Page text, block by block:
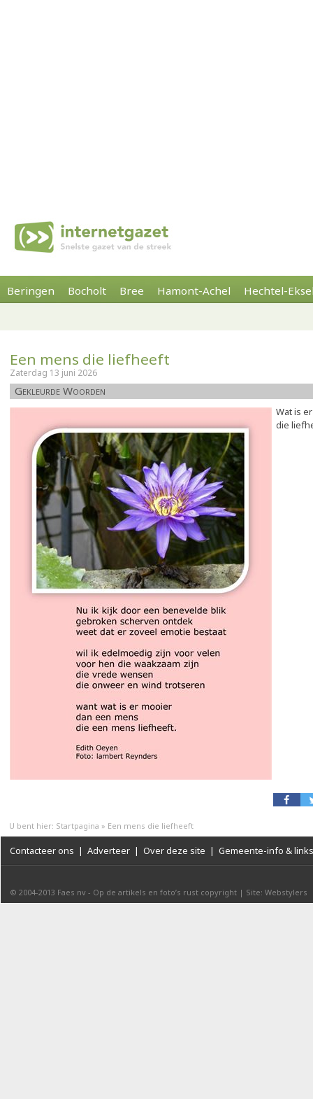
Beringen Bocholt Bree Hamont-Achel Hechtel-
Een mens die liefheeft
Zaterdag 13 juni 2026
Gekleurde Woorden
Wat is
die
U bent hier: Startpagina » Een mens die liefheeft
Contacteer ons | Adverteer | Over deze site | Gemeente-info & links
© 2004-2013 Faes nv - Op de artikels en foto’s rust copyright | Site: Webstylers